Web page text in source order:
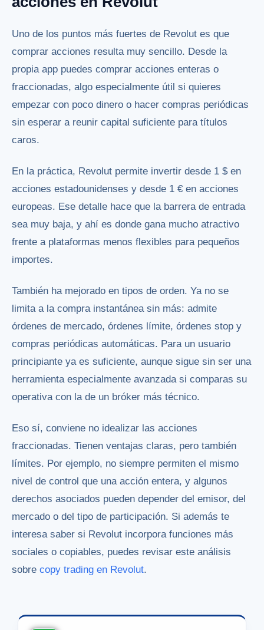
Uno de los puntos más fuertes de Revolut es que
comprar acciones resulta muy sencillo. Desde la
propia app puedes comprar acciones enteras o
fraccionadas, algo especialmente útil si quieres
empezar con poco dinero o hacer compras periódicas
sin esperar a reunir capital suficiente para títulos
caros.
En la práctica, Revolut permite invertir desde 1 $ en
acciones estadounidenses y desde 1 € en acciones
europeas. Ese detalle hace que la barrera de entrada
sea muy baja, y ahí es donde gana mucho atractivo
frente a plataformas menos flexibles para pequeños
importes.
También ha mejorado en tipos de orden. Ya no se
limita a la compra instantánea sin más: admite
órdenes de mercado, órdenes límite, órdenes stop y
compras periódicas automáticas. Para un usuario
principiante ya es suficiente, aunque sigue sin ser una
herramienta especialmente avanzada si comparas su
operativa con la de un bróker más técnico.
Eso sí, conviene no idealizar las acciones
fraccionadas. Tienen ventajas claras, pero también
límites. Por ejemplo, no siempre permiten el mismo
nivel de control que una acción entera, y algunos
derechos asociados pueden depender del emisor, del
mercado o del tipo de participación. Si además te
interesa saber si Revolut incorpora funciones más
sociales o copiables, puedes revisar este análisis
sobre copy trading en Revolut.